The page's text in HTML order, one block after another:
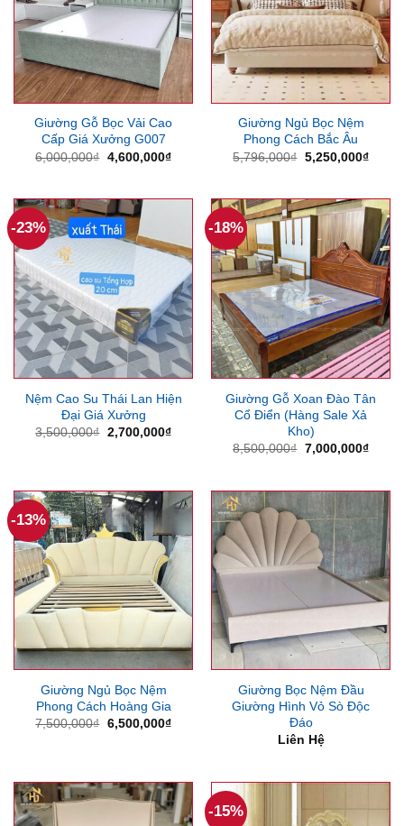
Giường Gỗ Bọc Vải Cao
Cấp Giá Xưởng G007
6,000,000₫ Giá
4,600,000₫Giá
4,600,000₫.
Giường Ngủ Bọc Nệm
Phong Cách Bắc Âu
5,796,000₫ Giá
5,250,000₫Giá
-23%
Nệm Cao Su Thái Lan Hiện
Đại Giá Xưởng
3,500,000₫ Giá
2,700,000₫Giá
-18%
Giường Gỗ Xoan Đào Tân
Cổ Điển (Hàng Sale Xả
Kho)
8,500,000₫ Giá
7,000,000₫Giá
-13%
Giường Ngủ Bọc Nệm
Phong Cách Hoàng Gia
7,500,000₫ Giá
6,500,000₫Giá
Giường Bọc Nệm Đầu
Giường Hình Vỏ Sò Độc
Đáo
Liên Hệ
-15%